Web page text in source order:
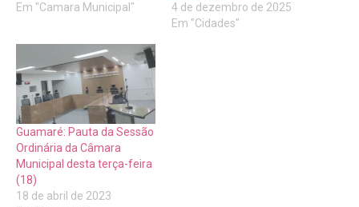
Em "Camara Municipal"
4 de dezembro de 2025
Em "Cidades"
Guamaré: Pauta da Sessão
Ordinária da Câmara
Municipal desta terça-feira
(18)
18 de abril de 2023